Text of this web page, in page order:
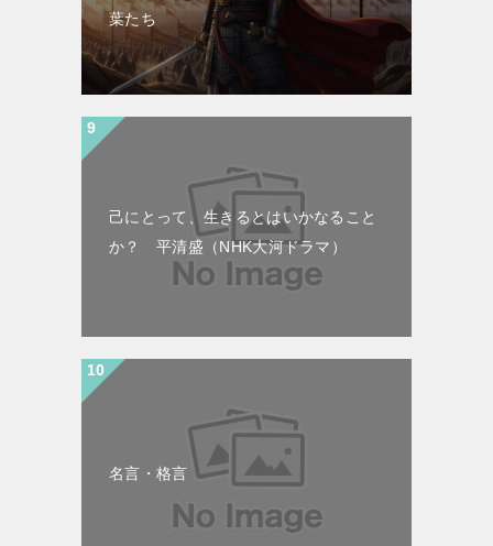
葉たち
己にとって、生きるとはいかなること
か？ 平清盛（NHK大河ドラマ）
名言・格言